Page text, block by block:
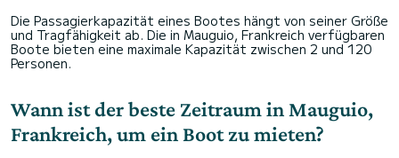
Die Passagierkapazität eines Bootes hängt von seiner Größe
und Tragfähigkeit ab. Die in Mauguio, Frankreich verfügbaren
Boote bieten eine maximale Kapazität zwischen 2 und 120
Personen.
Wann ist der beste Zeitraum in Mauguio,
Frankreich, um ein Boot zu mieten?